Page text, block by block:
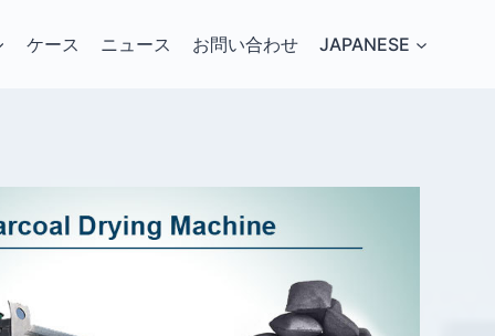
ケース ニュース お問い合わせ JAPANESE